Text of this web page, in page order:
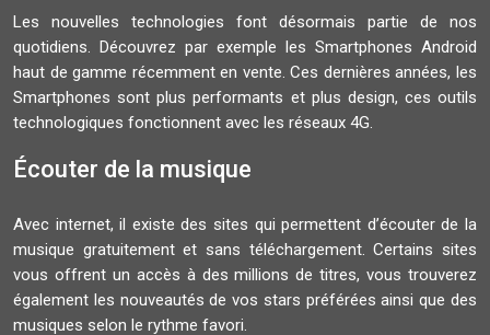
Les nouvelles technologies font désormais partie de nos
quotidiens. Découvrez par exemple les Smartphones Android
haut de gamme récemment en vente. Ces dernières années, les
Smartphones sont plus performants et plus design, ces outils
technologiques fonctionnent avec les réseaux 4G.
Écouter de la musique
Avec internet, il existe des sites qui permettent d’écouter de la
musique gratuitement et sans téléchargement. Certains sites
vous offrent un accès à des millions de titres, vous trouverez
également les nouveautés de vos stars préférées ainsi que des
musiques selon le rythme favori.